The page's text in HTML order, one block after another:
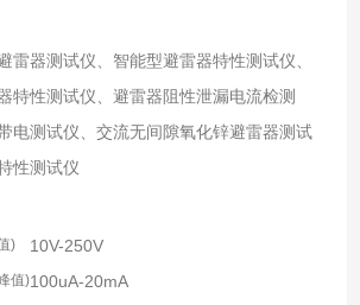
雷器测试仪、智能型避雷器特性测试仪、
特性测试仪、避雷器阻性泄漏电流检测
电测试仪、交流无间隙氧化锌避雷器测试
性测试仪
) 10V-250V
值)100uA-20mA